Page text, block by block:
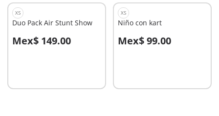
XS
Duo Pack Air Stunt Show
Mex$ 149.00
A la cesta
XS
Niño con kart
Mex$ 99.00
A la cesta